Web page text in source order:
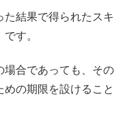
た結果で得られたスキ
す。
場合であっても、その
の期限を設けること